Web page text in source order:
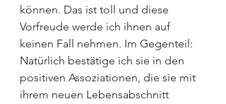
können. Das ist toll und diese
Vorfreude werde ich ihnen auf
keinen Fall nehmen. Im Gegenteil:
Natürlich bestätige ich sie in den
positiven Assoziationen, die sie mit
ihrem neuen Lebensabschnitt